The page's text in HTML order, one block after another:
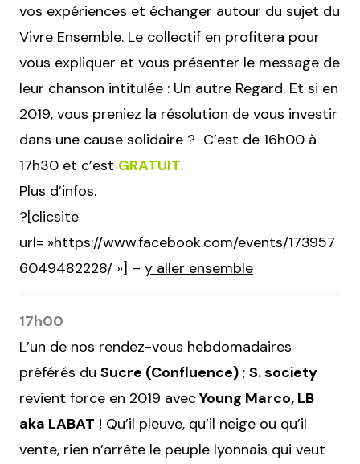
vos expériences et échanger autour du sujet du
Vivre Ensemble. Le collectif en profitera pour
vous expliquer et vous présenter le message de
leur chanson intitulée : Un autre Regard. Et si en
2019, vous preniez la résolution de vous investir
dans une cause solidaire ? C’est de 16h00 à
17h30 et c’est GRATUIT.
Plus d’infos.
?[clicsite
url= »https://www.facebook.com/events/173957
6049482228/ »] – y aller ensemble
17h00
L’un de nos rendez-vous hebdomadaires
préférés du Sucre (Confluence) ; S. society
revient force en 2019 avecYoung Marco, LB
aka LABAT ! Qu’il pleuve, qu’il neige ou qu’il
vente, rien n’arrête le peuple lyonnais qui veut